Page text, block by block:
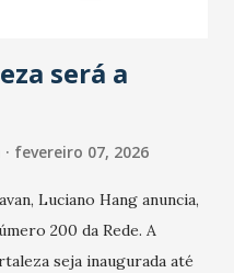
o faturamento também
44% dos n...
será a
fevereiro 07, 2026
Luciano Hang anuncia,
200 da Rede. A
seja inaugurada até